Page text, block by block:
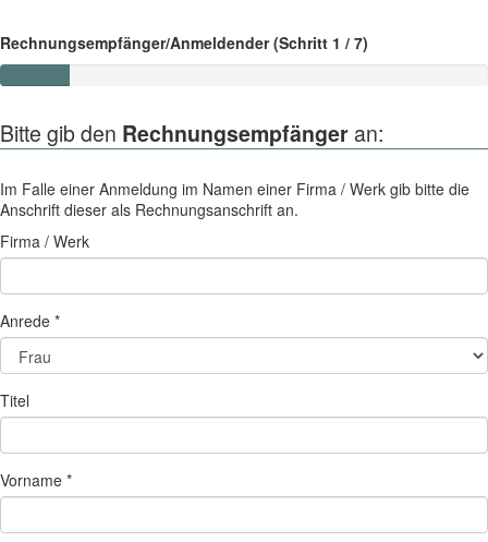
Rechnungsempfänger/Anmeldender (Schritt 1 / 7)
Bitte gib den Rechnungsempfänger an:
Im Falle einer Anmeldung im Namen einer Firma / Werk gib bitte die
Anschrift dieser als Rechnungsanschrift an.
Firma / Werk
Anrede *
Titel
Vorname *